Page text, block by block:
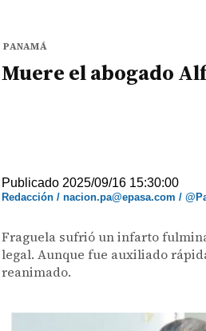
PANAMÁ
Muere el abogado
Publicado 2025/09/16 15:30:00
Redacción / nacion.pa@epasa.com /
Fraguela sufrió un infarto
legal. Aunque fue auxiliado
reanimado.